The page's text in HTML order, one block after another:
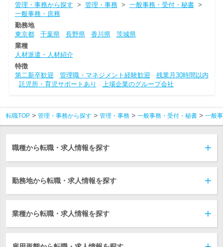
管理・事務から探す > 管理・事務> 一般事務・受付・秘書>
一般事務・庶務
勤務地
東京都
千葉県 長野県 香川県
茨城県
業種
人材派遣・人材紹介
特徴
第二新卒歓迎
管理職・マネジメント経験歓迎
残業月30時間以内
託児所・育児サポートあり
上場企業のグループ会社
転職TOP 管理・事務から探す 管理・事務 一般事務・受付・秘書 一般
職種から転職・求人情報を探す
勤務地から転職・求人情報を探す
業種から転職・求人情報を探す